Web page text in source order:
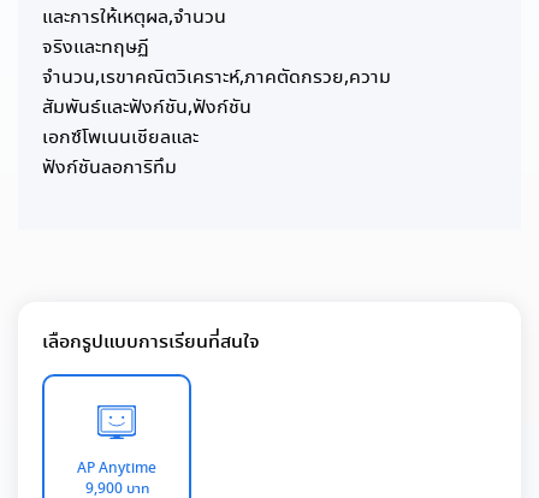
และการให้เหตุผล,จำนวน
จริงและทฤษฏี
จำนวน,เรขาคณิตวิเคราะห์,ภาคตัดกรวย,ความ
สัมพันธ์และฟังก์ชัน,ฟังก์ชัน
เอกซ์โพเนนเชียลและ
ฟังก์ชันลอการิทึม
เลือกรูปแบบการเรียนที่สนใจ
AP Anytime
9,900 บาท